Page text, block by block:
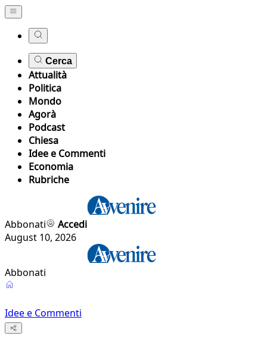
Cerca
Attualità
Politica
Mondo
Agorà
Podcast
Chiesa
Idee e Commenti
Economia
Rubriche
Abbonati
Accedi
August 10, 2026
Abbonati
Idee e Commenti